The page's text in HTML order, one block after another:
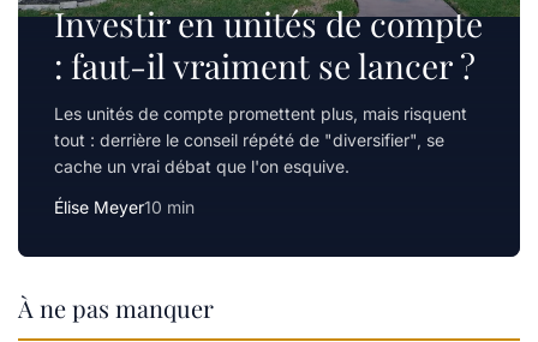
Investir en unités de compte
: faut-il vraiment se lancer ?
Les unités de compte promettent plus, mais risquent
tout : derrière le conseil répété de "diversifier", se
cache un vrai débat que l'on esquive.
Élise Meyer10 min
À ne pas manquer